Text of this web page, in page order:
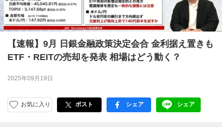
【速報】9月 日銀金融政策決定会合 金利据え置きも
ETF・REITの売却を発表 相場はどう動く？
2025年09月19日
お気に入り ポスト facebook
シェア LINE
シェア